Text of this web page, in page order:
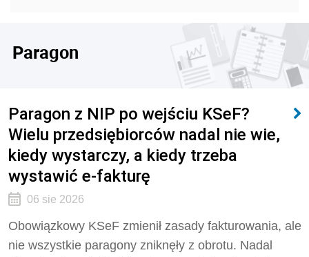
Paragon
Paragon z NIP po wejściu KSeF?
Wielu przedsiębiorców nadal nie wie,
kiedy wystarczy, a kiedy trzeba
wystawić e-fakturę
06 sie 2026
Obowiązkowy KSeF zmienił zasady fakturowania, ale
nie wszystkie paragony zniknęły z obrotu. Nadal